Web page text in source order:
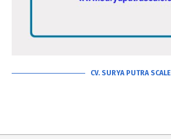
CV. SURYA PUTRA SCALE